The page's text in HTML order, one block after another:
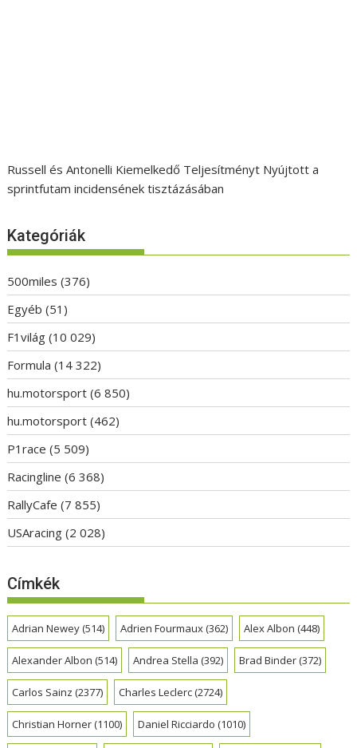
Russell és Antonelli Kiemelkedő Teljesítményt Nyújtott a
sprintfutam incidensének tisztázásában
Kategóriák
500miles (376)
Egyéb (51)
F1világ (10 029)
Formula (14 322)
hu.motorsport (6 850)
hu.motorsport (462)
P1race (5 509)
Racingline (6 368)
RallyCafe (7 855)
USAracing (2 028)
Címkék
Adrian Newey(514) Adrien Fourmaux(362) Alex Albon (448)
Alexander Albon (514) Andrea Stella (392) Brad Binder(372)
Carlos Sainz (2377) Charles Leclerc(2724)
Christian Horner(1100) Daniel Ricciardo (1010)